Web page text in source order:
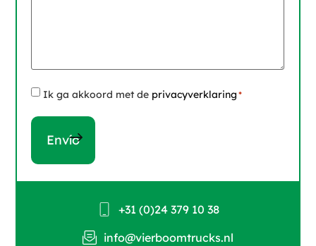
Instemming
Ik ga akkoord met de privacyverklaring*
+31 (0)24 379 10 38
info@vierboomtrucks.nl